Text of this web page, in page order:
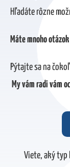
Hľadáte rôzne
Máte mnoho
Pýtajte sa na
My vám radi vám
Viete, aký typ